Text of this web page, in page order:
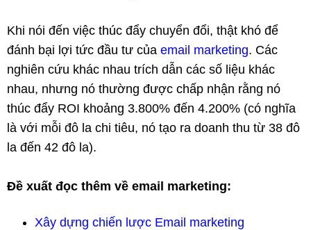
Khi nói đến việc thúc đẩy chuyển đổi, thật khó để
đánh bại lợi tức đầu tư của email marketing. Các
nghiên cứu khác nhau trích dẫn các số liệu khác
nhau, nhưng nó thường được chấp nhận rằng nó
thúc đẩy ROI khoảng 3.800% đến 4.200% (có nghĩa
là với mỗi đô la chi tiêu, nó tạo ra doanh thu từ 38 đô
la đến 42 đô la).
Đề xuất đọc thêm về email marketing:
Xây dựng chiến lược Email marketing